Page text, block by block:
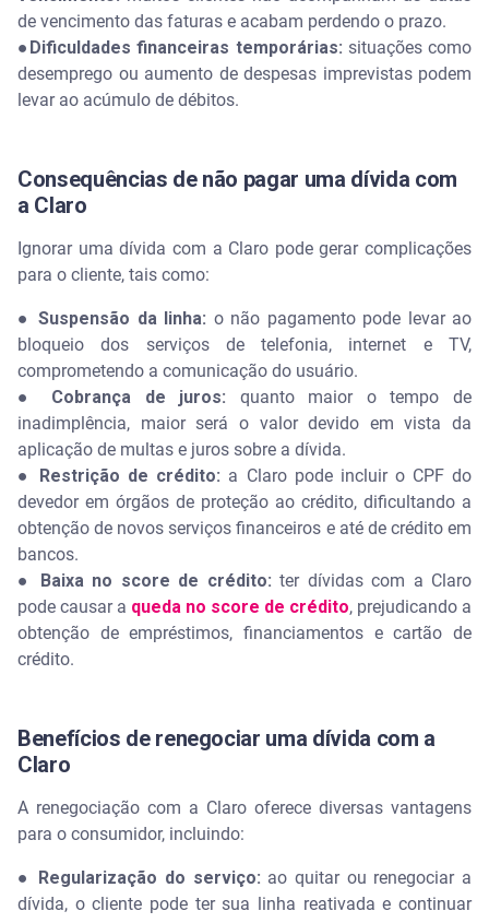
de vencimento das faturas e acabam perdendo o prazo.
●Dificuldades financeiras temporárias: situações como
desemprego ou aumento de despesas imprevistas podem
levar ao acúmulo de débitos.
Consequências de não pagar uma dívida com
a Claro
Ignorar uma dívida com a Claro pode gerar complicações
para o cliente, tais como:
● Suspensão da linha: o não pagamento pode levar ao
bloqueio dos serviços de telefonia, internet e TV,
comprometendo a comunicação do usuário.
● Cobrança de juros: quanto maior o tempo de
inadimplência, maior será o valor devido em vista da
aplicação de multas e juros sobre a dívida.
● Restrição de crédito: a Claro pode incluir o CPF do
devedor em órgãos de proteção ao crédito, dificultando a
obtenção de novos serviços financeiros e até de crédito em
bancos.
● Baixa no score de crédito: ter dívidas com a Claro
pode causar a queda no score de crédito, prejudicando a
obtenção de empréstimos, financiamentos e cartão de
crédito.
Benefícios de renegociar uma dívida com a
Claro
A renegociação com a Claro oferece diversas vantagens
para o consumidor, incluindo:
● Regularização do serviço: ao quitar ou renegociar a
dívida, o cliente pode ter sua linha reativada e continuar